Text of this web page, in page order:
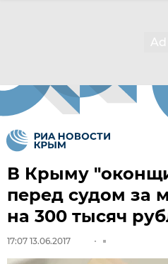
В Крыму
перед судом за
на 300 тысяч
17:07 13.06.2017